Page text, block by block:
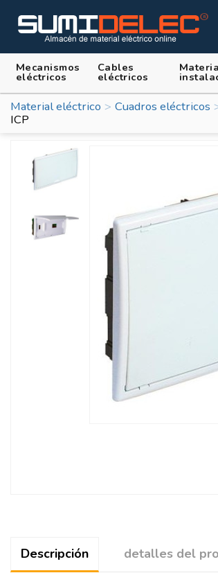
Mecanismos
eléctricos
Cables
eléctricos
Material eléctrico Cuadros eléctricos
ICP
Descripción detalles del